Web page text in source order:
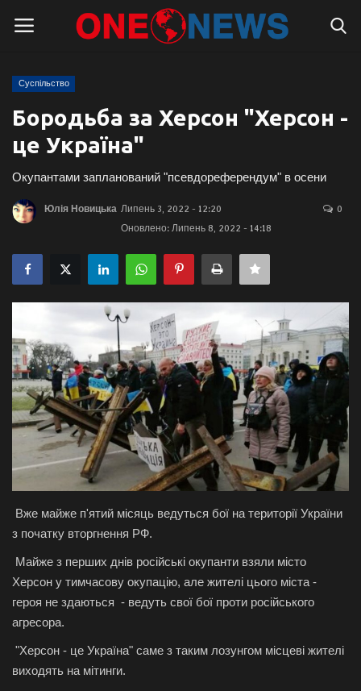
Логін
Головна
Контакти
Про нас
Підтримати проєкт
Правила для блогерів
Суспільство
Галерея
Політика
Економіка
Технології
Спорт
Мова
Суспільство
Бородьба за Херсон "Херсон -
це Україна"
Окупантами запланований "псевдореферендум" в осени
Юлія Новицька Липень 3, 2022 - 12:20
Оновлено: Липень 8, 2022 - 14:18
0
Вже майже п'ятий місяць ведуться бої на території України
з початку вторгнення РФ.
Майже з перших днів російські окупанти взяли місто
Херсон у тимчасову окупацію, але жителі цього міста -
героя не здаються - ведуть свої бої проти російського
агресора.
"Херсон - це Україна" саме з таким лозунгом місцеві жителі
виходять на мітинги.